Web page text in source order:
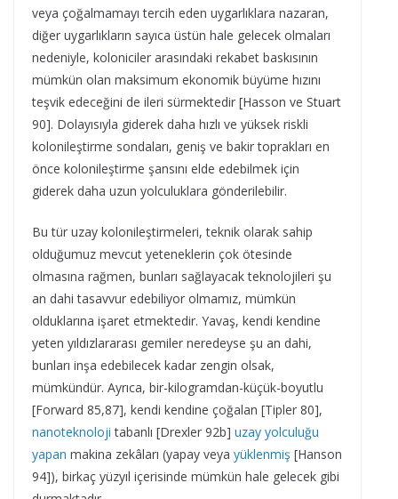
veya çoğalmamayı tercih eden uygarlıklara nazaran,
diğer uygarlıkların sayıca üstün hale gelecek olmaları
nedeniyle, koloniciler arasındaki rekabet baskısının
mümkün olan maksimum ekonomik büyüme hızını
teşvik edeceğini de ileri sürmektedir [Hasson ve Stuart
90]. Dolayısıyla giderek daha hızlı ve yüksek riskli
kolonileştirme sondaları, geniş ve bakir toprakları en
önce kolonileştirme şansını elde edebilmek için
giderek daha uzun yolculuklara gönderilebilir.
Bu tür uzay kolonileştirmeleri, teknik olarak sahip
olduğumuz mevcut yeteneklerin çok ötesinde
olmasına rağmen, bunları sağlayacak teknolojileri şu
an dahi tasavvur edebiliyor olmamız, mümkün
olduklarına işaret etmektedir. Yavaş, kendi kendine
yeten yıldızlararası gemiler neredeyse şu an dahi,
bunları inşa edebilecek kadar zengin olsak,
mümkündür. Ayrıca, bir-kilogramdan-küçük-boyutlu
[Forward 85,87], kendi kendine çoğalan [Tipler 80],
nanoteknoloji tabanlı [Drexler 92b] uzay yolculuğu
yapan makina zekâları (yapay veya yüklenmiş [Hanson
94]), birkaç yüzyıl içerisinde mümkün hale gelecek gibi